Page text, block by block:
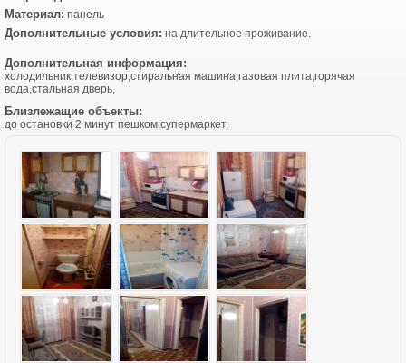
Материал: панель
Дополнительные условия: на длительное проживание.
Дополнительная информация:
холодильник,телевизор,стиральная машина,газовая плита,горячая
вода,стальная дверь,
Близлежащие объекты:
до остановки 2 минут пешком,супермаркет,